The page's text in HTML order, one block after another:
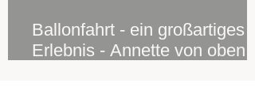
Ballonfahrt - ein großartiges
Erlebnis - Annette von oben,